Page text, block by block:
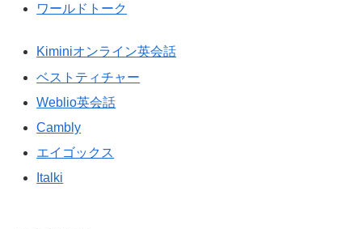
ワールドトーク
Kiminiオンライン英会話
ベストティチャー
Weblio英会話
Cambly
エイゴックス
Italki